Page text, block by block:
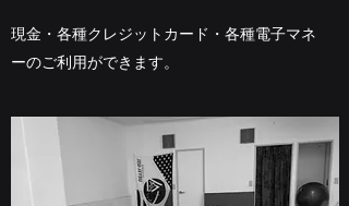
​​現金・各種クレジットカード・各種電子マネ
ーのご利用ができます。